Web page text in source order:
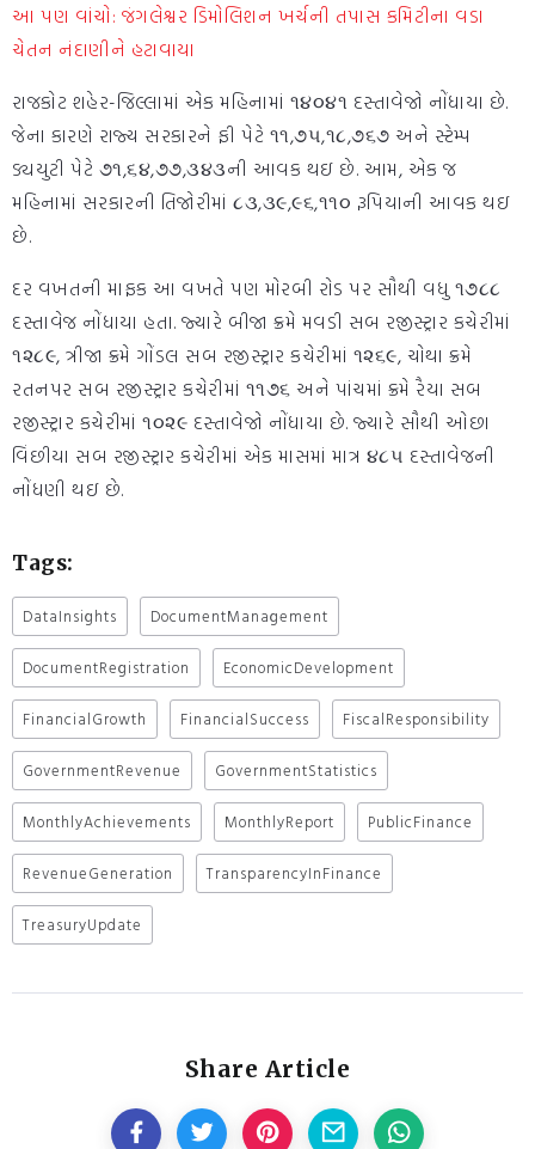
આ પણ વાંચો: જંગલેશ્વર ડિમોલિશન ખર્ચની તપાસ કમિટીના વડા
ચેતન નંદાણીને હટાવાયા
રાજકોટ શહેર-જિલ્લામાં એક મહિનામાં ૧૪૦૪૧ દસ્તાવેજો નોંધાયા છે.
જેના કારણે રાજ્ય સરકારને ફી પેટે ૧૧,૭૫,૧૮,૭૬૭ અને સ્ટેમ્પ
ડ્યયુટી પેટે ૭૧,૬૪,૭૭,૩૪૩ની આવક થઇ છે. આમ, એક જ
મહિનામાં સરકારની તિજોરીમાં ૮૩,૩૯,૯૬,૧૧૦ રૂપિયાની આવક થઇ
છે.
દર વખતની માફક આ વખતે પણ મોરબી રોડ પર સૌથી વધુ ૧૭૮૮
દસ્તાવેજ નોંધાયા હતા. જ્યારે બીજા ક્રમે મવડી સબ રજીસ્ટ્રાર કચેરીમાં
૧૨૮૯, ત્રીજા ક્રમે ગોંડલ સબ રજીસ્ટ્રાર કચેરીમાં ૧૨૬૯, ચોથા ક્રમે
રતનપર સબ રજીસ્ટ્રાર કચેરીમાં ૧૧૭૬ અને પાંચમાં ક્રમે રૈયા સબ
રજીસ્ટ્રાર કચેરીમાં ૧૦૨૯ દસ્તાવેજો નોંધાયા છે. જ્યારે સૌથી ઓછા
વિંછીયા સબ રજીસ્ટ્રાર કચેરીમાં એક માસમાં માત્ર ૪૮૫ દસ્તાવેજની
નોંધણી થઇ છે.
Tags:
DataInsights DocumentManagement
DocumentRegistration EconomicDevelopment
FinancialGrowth FinancialSuccess FiscalResponsibility
GovernmentRevenue GovernmentStatistics
MonthlyAchievements MonthlyReport PublicFinance
RevenueGeneration TransparencyInFinance
TreasuryUpdate
Share Article